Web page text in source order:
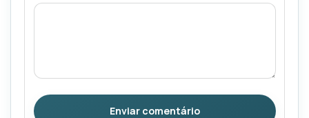
Enviar comentário